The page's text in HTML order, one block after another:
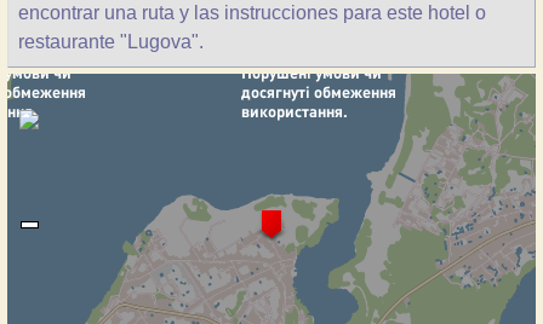
encontrar una ruta y las instrucciones para este hotel o
restaurante "Lugova".